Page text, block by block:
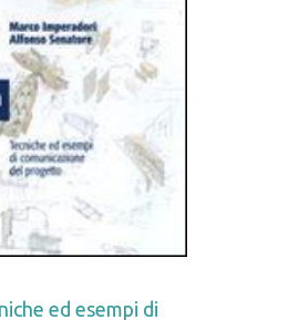
ed esempi di